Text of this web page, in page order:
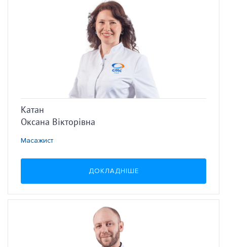
Катан
Оксана Вікторівна
Масажист
ДОКЛАДНІШЕ